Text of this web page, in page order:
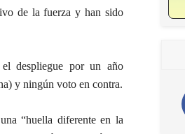
de la fuerza y han sido
el despliegue por un año
y ningún voto en contra.
“huella diferente en la